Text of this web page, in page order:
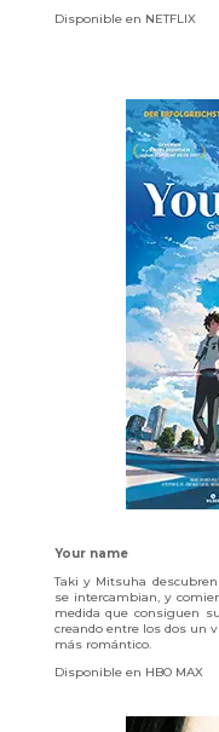
Disponible en NETFLIX
Your name
Taki y Mitsuha
se intercambian, y
medida que consiguen
creando entre los dos un
más romántico.
Disponible en HBO MAX